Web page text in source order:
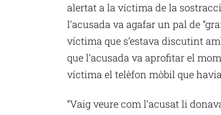
alertat a la víctima de la
l’acusada va agafar un pal de
víctima que s’estava discutint
que l’acusada va aprofitar el
víctima el telèfon mòbil que
“Vaig veure com l’acusat li